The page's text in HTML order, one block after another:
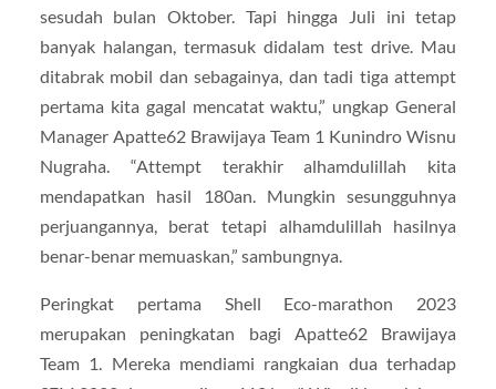
sesudah bulan Oktober. Tapi hingga Juli ini tetap
banyak halangan, termasuk didalam test drive. Mau
ditabrak mobil dan sebagainya, dan tadi tiga attempt
pertama kita gagal mencatat waktu,” ungkap General
Manager Apatte62 Brawijaya Team 1 Kunindro Wisnu
Nugraha. “Attempt terakhir alhamdulillah kita
mendapatkan hasil 180an. Mungkin sesungguhnya
perjuangannya, berat tetapi alhamdulillah hasilnya
benar-benar memuaskan,” sambungnya.
Peringkat pertama Shell Eco-marathon 2023
merupakan peningkatan bagi Apatte62 Brawijaya
Team 1. Mereka mendiami rangkaian dua terhadap